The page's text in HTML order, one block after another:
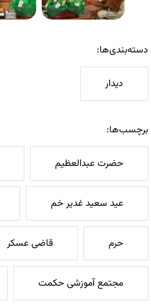
دسته‌بندی‌ها:
دیدار
برچسب‌ها:
حضرت عبدالعظیم
عید سعید غدیر خم
حرم قاضی عسکر
مجتمع آموزشی حکمت